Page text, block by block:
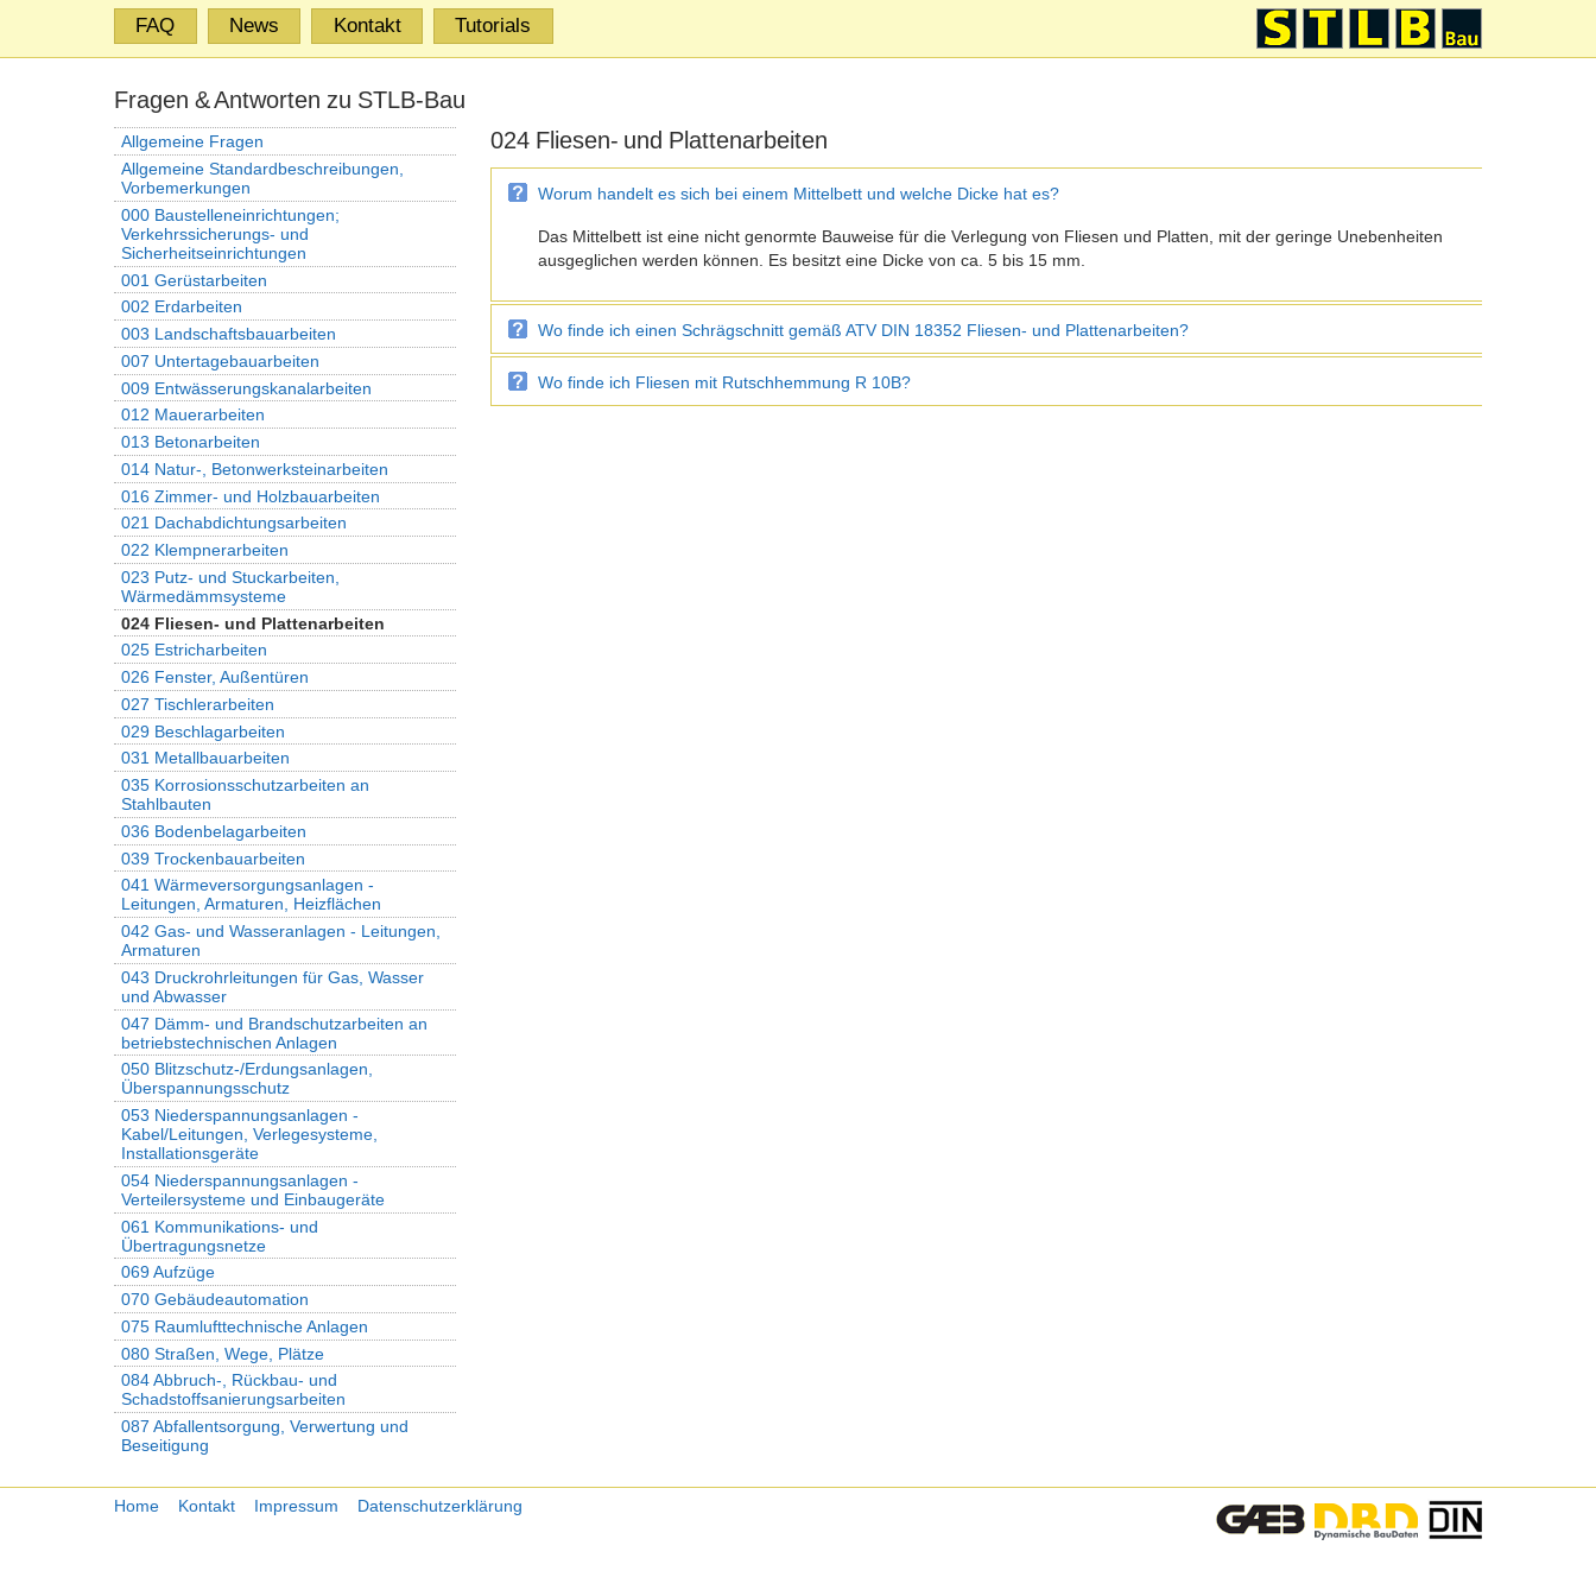
FAQ News Kontakt Tutorials
Fragen & Antworten zu STLB-Bau
Allgemeine Fragen
Allgemeine Standardbeschreibungen,
Vorbemerkungen
000 Baustelleneinrichtungen;
Verkehrssicherungs- und
Sicherheitseinrichtungen
001 Gerüstarbeiten
002 Erdarbeiten
003 Landschaftsbauarbeiten
007 Untertagebauarbeiten
009 Entwässerungskanalarbeiten
012 Mauerarbeiten
013 Betonarbeiten
014 Natur-, Betonwerksteinarbeiten
016 Zimmer- und Holzbauarbeiten
021 Dachabdichtungsarbeiten
022 Klempnerarbeiten
023 Putz- und Stuckarbeiten,
Wärmedämmsysteme
024 Fliesen- und Plattenarbeiten
025 Estricharbeiten
026 Fenster, Außentüren
027 Tischlerarbeiten
029 Beschlagarbeiten
031 Metallbauarbeiten
035 Korrosionsschutzarbeiten an
Stahlbauten
036 Bodenbelagarbeiten
039 Trockenbauarbeiten
041 Wärmeversorgungsanlagen -
Leitungen, Armaturen, Heizflächen
042 Gas- und Wasseranlagen - Leitungen,
Armaturen
043 Druckrohrleitungen für Gas, Wasser
und Abwasser
047 Dämm- und Brandschutzarbeiten an
betriebstechnischen Anlagen
050 Blitzschutz-/Erdungsanlagen,
Überspannungsschutz
053 Niederspannungsanlagen -
Kabel/Leitungen, Verlegesysteme,
Installationsgeräte
054 Niederspannungsanlagen -
Verteilersysteme und Einbaugeräte
061 Kommunikations- und
Übertragungsnetze
069 Aufzüge
070 Gebäudeautomation
075 Raumlufttechnische Anlagen
080 Straßen, Wege, Plätze
084 Abbruch-, Rückbau- und
Schadstoffsanierungsarbeiten
087 Abfallentsorgung, Verwertung und
Beseitigung
024 Fliesen- und Plattenarbeiten
Worum handelt es sich bei einem Mittelbett und welche Dicke hat es?
Das Mittelbett ist eine nicht genormte Bauweise für die Verlegung von Fliesen und Platten, mit der geringe Unebenheiten
ausgeglichen werden können. Es besitzt eine Dicke von ca. 5 bis 15 mm.
Wo finde ich einen Schrägschnitt gemäß ATV DIN 18352 Fliesen- und Plattenarbeiten?
Wo finde ich Fliesen mit Rutschhemmung R 10B?
Home Kontakt Impressum Datenschutzerklärung